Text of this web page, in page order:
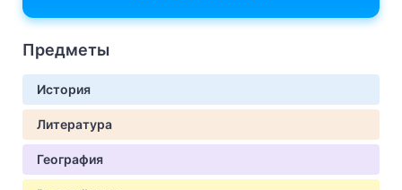
Предметы
История
Литература
География